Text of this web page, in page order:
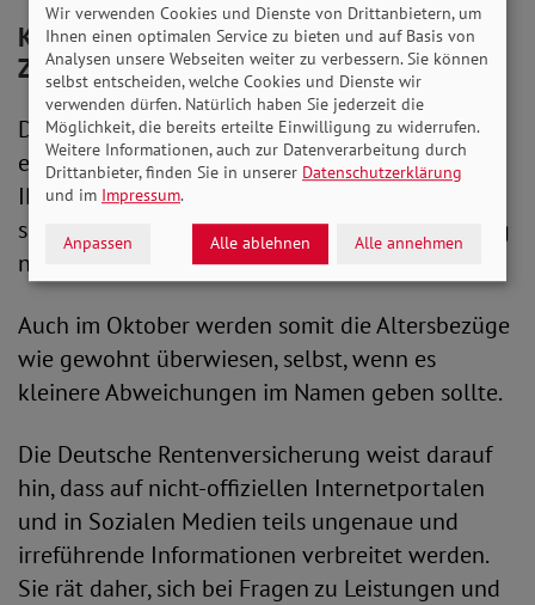
Keine IBAN-Namensprüfungen bei
Zahlungen der Rentenversicherung
Die Deutsche Rentenversicherung hat
entschieden, bei den Rentenzahlungen auf die
IBAN-Namensprüfung zu verzichten. Insofern
sind Rentenempfänger*innen von dieser Prüfung
nicht betroffen.
Auch im Oktober werden somit die Altersbezüge
wie gewohnt überwiesen, selbst, wenn es
kleinere Abweichungen im Namen geben sollte.
Die Deutsche Rentenversicherung weist darauf
hin, dass auf nicht-offiziellen Internetportalen
und in Sozialen Medien teils ungenaue und
irreführende Informationen verbreitet werden.
Sie rät daher, sich bei Fragen zu Leistungen und
Wir verwenden Cookies und Dienste von Drittanbietern, um
Ihnen einen optimalen Service zu bieten und auf Basis von
Analysen unsere Webseiten weiter zu verbessern. Sie können
selbst entscheiden, welche Cookies und Dienste wir
verwenden dürfen. Natürlich haben Sie jederzeit die
Möglichkeit, die bereits erteilte Einwilligung zu widerrufen.
Weitere Informationen, auch zur Datenverarbeitung durch
Drittanbieter, finden Sie in unserer Datenschutzerklärung
und im Impressum.
Anpassen Alle ablehnen Alle annehmen